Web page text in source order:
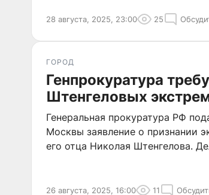
28 августа, 2025, 23:00 25
ГОРОД
Генпрокуратура
Штенгеловых
Генеральная прокуратура РФ
Москвы заявление о признании
его отца Николая Штенгелова.
26 августа, 2025, 16:00 11